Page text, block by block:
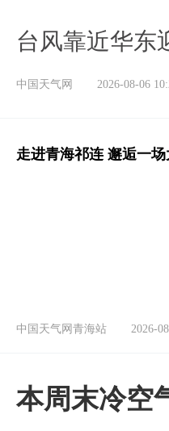
台风靠近华东
中国天气网 2026-08-06
走进青海祁连 邂逅一
中国天气网青海站 2026-
本周末冷空